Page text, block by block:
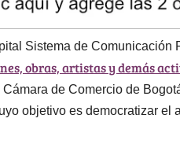
l
e
a
d
s
Sistema de
obras, artistas y demás
de Comercio de
objetivo es democratizar el